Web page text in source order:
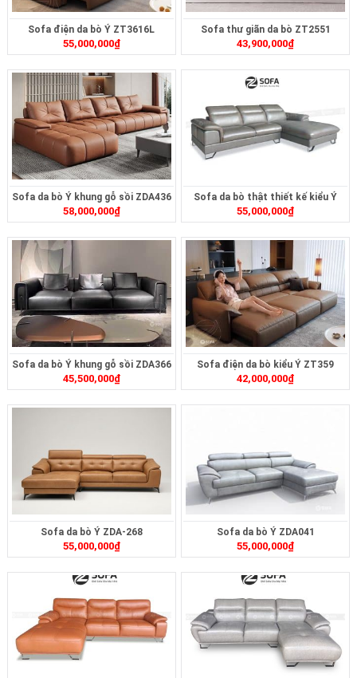
Sofa điện da bò Ý ZT3616L
55,000,000₫
Sofa thư giãn da bò ZT2551
43,900,000₫
Sofa da bò Ý khung gỗ sồi ZDA436
58,000,000₫
Sofa da bò thật thiết kế kiểu Ý
ZL175B
55,000,000₫
Sofa da bò Ý khung gỗ sồi ZDA366
45,500,000₫
Sofa điện da bò kiểu Ý ZT359
42,000,000₫
Sofa da bò Ý ZDA-268
55,000,000₫
Sofa da bò Ý ZDA041
55,000,000₫